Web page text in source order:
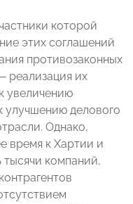
которой
этих соглашений
противозаконных
реализация их
увеличению
улучшению делового
Однако,
время к Хартии и
компаний,